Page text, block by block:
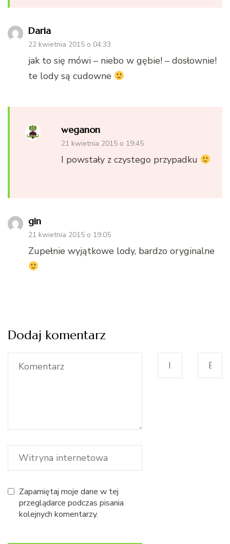
Daria
22 kwietnia 2015 o 04:33
jak to się mówi – niebo w gębie! – dosłownie!
te lody są cudowne
weganon
21 kwietnia 2015 o 19:45
I powstały z czystego przypadku
gin
21 kwietnia 2015 o 19:05
Zupełnie wyjątkowe lody, bardzo oryginalne
Dodaj komentarz
Zapamiętaj moje dane w tej
przeglądarce podczas pisania
kolejnych komentarzy.